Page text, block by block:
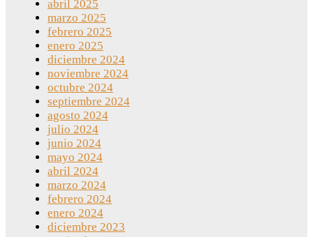
abril 2025
marzo 2025
febrero 2025
enero 2025
diciembre 2024
noviembre 2024
octubre 2024
septiembre 2024
agosto 2024
julio 2024
junio 2024
mayo 2024
abril 2024
marzo 2024
febrero 2024
enero 2024
diciembre 2023